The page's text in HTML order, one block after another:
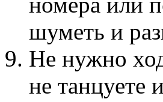
шуметь и
Не нужно
не танцуете